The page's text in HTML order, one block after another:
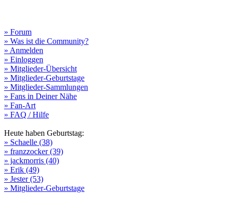
» Forum
» Was ist die Community?
» Anmelden
» Einloggen
» Mitglieder-Übersicht
» Mitglieder-Geburtstage
» Mitglieder-Sammlungen
» Fans in Deiner Nähe
» Fan-Art
» FAQ / Hilfe
Heute haben Geburtstag:
» Schaelle (38)
» franzzocker (39)
» jackmorris (40)
» Erik (49)
» Jester (53)
» Mitglieder-Geburtstage